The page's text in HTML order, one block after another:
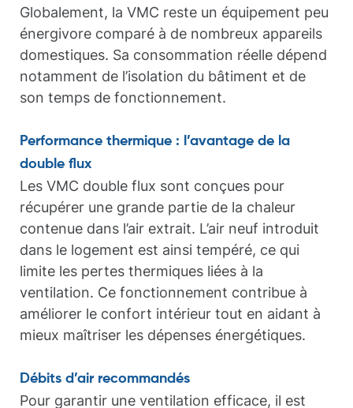
Globalement, la VMC reste un équipement peu
énergivore comparé à de nombreux appareils
domestiques. Sa consommation réelle dépend
notamment de l’isolation du bâtiment et de
son temps de fonctionnement.
Performance thermique : l’avantage de la
double flux
Les VMC double flux sont conçues pour
récupérer une grande partie de la chaleur
contenue dans l’air extrait. L’air neuf introduit
dans le logement est ainsi tempéré, ce qui
limite les pertes thermiques liées à la
ventilation. Ce fonctionnement contribue à
améliorer le confort intérieur tout en aidant à
mieux maîtriser les dépenses énergétiques.
Débits d’air recommandés
Pour garantir une ventilation efficace, il est